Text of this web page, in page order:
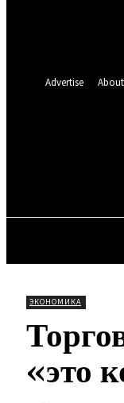
Advertise
About
ЭКОНОМИКА
«это